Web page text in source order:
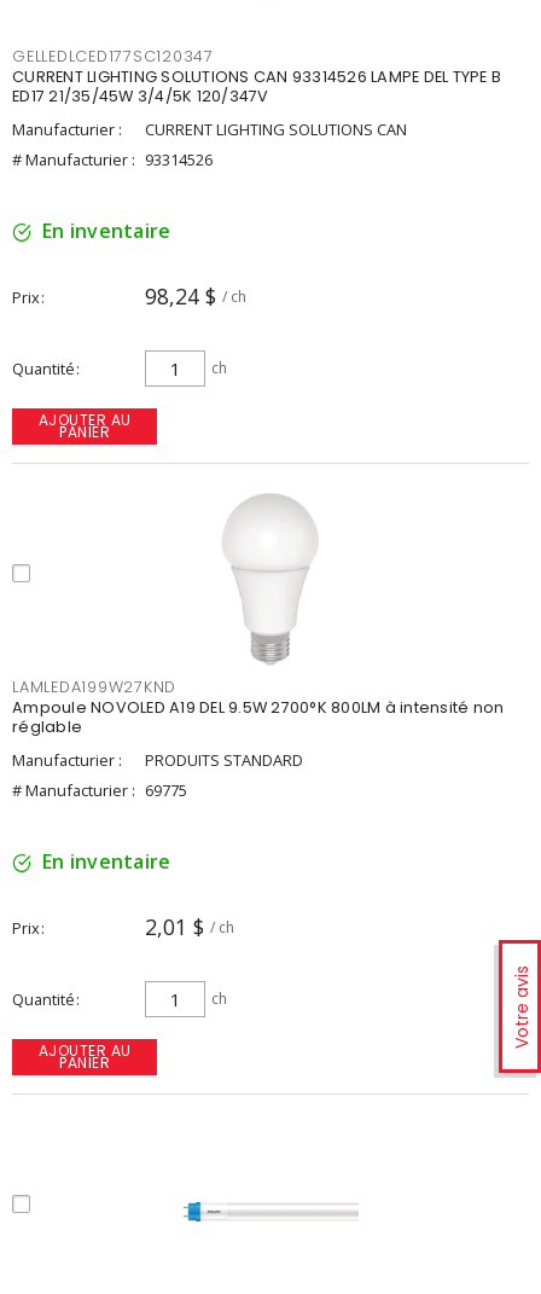
Votre avis
GELLEDLCED177SC120347
CURRENT LIGHTING SOLUTIONS CAN 93314526 LAMPE DEL TYPE B
ED17 21/35/45W 3/4/5K 120/347V
Manufacturier :
CURRENT LIGHTING SOLUTIONS CAN
# Manufacturier : 93314526
En inventaire
Prix 98,24 $ / ch
Quantité ch
AJOUTER AU
PANIER
LAMLEDA199W27KND
Ampoule NOVOLED A19 DEL 9.5W 2700°K 800LM à intensité non
réglable
Manufacturier :
PRODUITS STANDARD
# Manufacturier : 69775
En inventaire
Prix 2,01 $ / ch
Quantité ch
AJOUTER AU
PANIER